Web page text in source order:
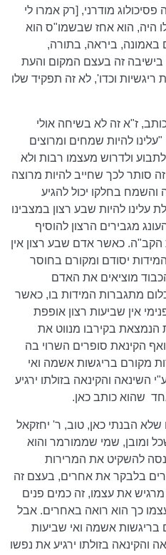
מודרני, [רק אמרו לי
היה, הוא אחז שבשמו"ס הוא
באמונה, ביראה, בתורה,
זה בעצם המקום והעת
ריגשיות וכדו', לא זה תפקיד שלו
ז"א זה לא בשיחה אולי
להיות שמחים ומרוצים
ולדרוש מעצמו רבות ולא
סותר לכך שחייב להיות מרוצה
בחלקו יכול להגיע
להיות שבע רצון במצבינו
מגבירים הרצון להוסיף
הקב"ה. כאשר אדם שבע רצון אין
יסודם ומקורם בחוסר
מוציאים את האדם
מתגברות המידות בו, כאשר
אין שביעות רצון אופפת
הנמצאת בקירבו מנווט את
הקינאת סופרים השרוי בה
מקורם בריגשות אשמה ואי
השינאה והקינאה בזולתו ירגיע
שהוא כותב כאן.
הבנתי כאן, טוב, ר' יחזקאל
ומובן, שמי שממורמר והוא
להשקיט את המרירות
בלבקר את אחרים, בעצם זה
את עצמו, זה כמים פנים
כך הוא רואה באחרים. אבל
בריגשות אשמה ואי שביעות
והקינאה בזולתו ירגיע את נפשו